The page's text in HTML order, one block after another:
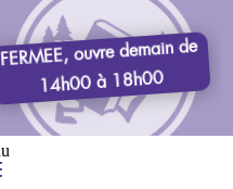
FERMEE, ouvre demain de
14h00 à 18h00